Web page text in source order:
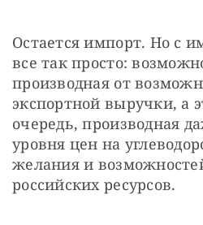
Остается импорт. Но с
все так просто:
производная от
экспортной выручки, а
очередь, производная
уровня цен на
желания и
российских ресурсов.